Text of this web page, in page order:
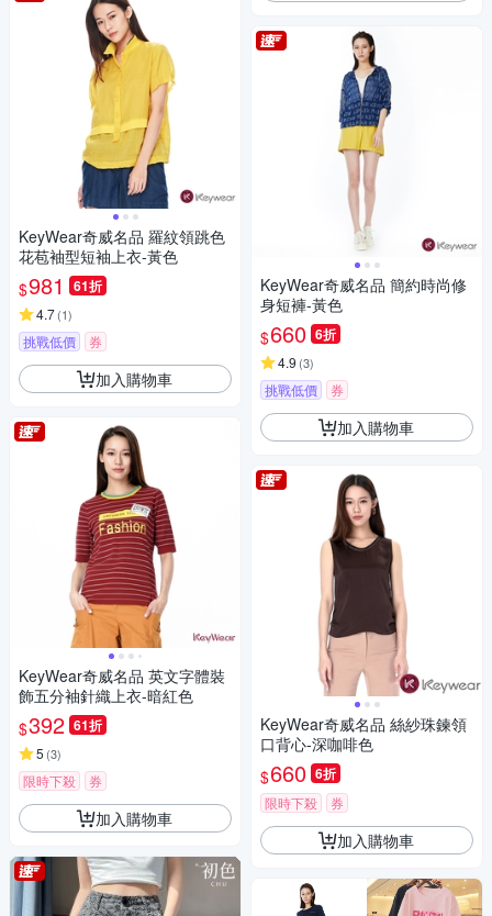
KeyWear奇威名品 羅紋領跳色
花苞袖型短袖上衣-黃色
$981 61折
4.7(1)
挑戰低價 券
加入購物車
KeyWear奇威名品 英文字體裝
飾五分袖針織上衣-暗紅色
$392 61折
5 (3)
限時下殺 券
加入購物車
KeyWear奇威名品 簡約時尚修
身短褲-黃色
$660 6折
4.9 (3)
挑戰低價 券
加入購物車
KeyWear奇威名品 絲紗珠鍊領
口背心-深咖啡色
$660 6折
限時下殺 券
加入購物車